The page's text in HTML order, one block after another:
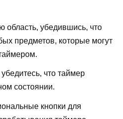
область, убедившись, что
предметов, которые могут
что таймер
состоянии.
кнопки для